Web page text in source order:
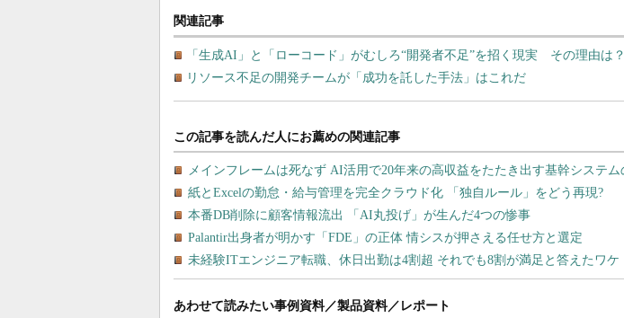
関連記事
「生成AI」と「ローコード」がむしろ“開発者不足”を招く現実 その理由は？
リソース不足の開発チームが「成功を託した手法」はこれだ
あわせて読みたい事例資料／製品資料／レポート